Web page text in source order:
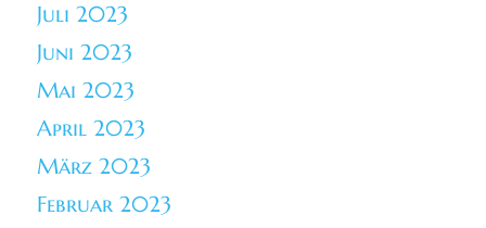
Juli 2023
Juni 2023
Mai 2023
April 2023
März 2023
Februar 2023